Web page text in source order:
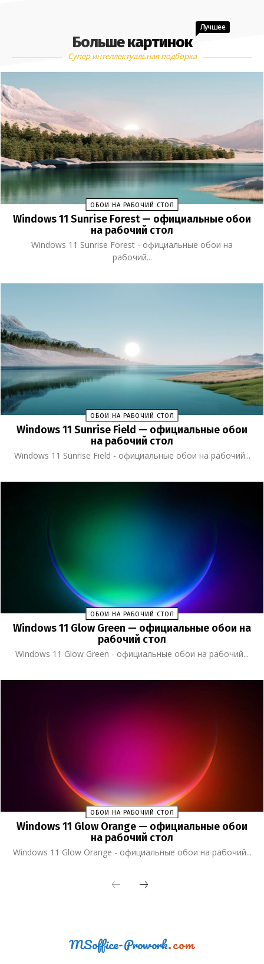
Больше картинок
Лучшее
Супер интеллектуальная подборка
ОБОИ НА РАБОЧИЙ СТОЛ
Windows 11 Sunrise Forest — официальные обои
на рабочий стол
Windows 11 Sunrise Forest - официальные обои на
рабочий...
ОБОИ НА РАБОЧИЙ СТОЛ
Windows 11 Sunrise Field — официальные обои
на рабочий стол
Windows 11 Sunrise Field - официальные обои на рабочий...
ОБОИ НА РАБОЧИЙ СТОЛ
Windows 11 Glow Green — официальные обои на
рабочий стол
Windows 11 Glow Green - официальные обои на рабочий...
ОБОИ НА РАБОЧИЙ СТОЛ
Windows 11 Glow Orange — официальные обои
на рабочий стол
Windows 11 Glow Orange - официальные обои на рабочий...
MSoffice-Prowork.com